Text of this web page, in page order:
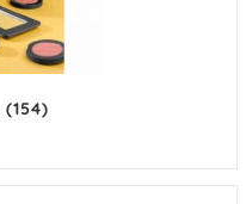
(154)